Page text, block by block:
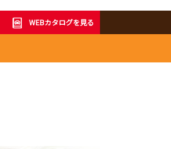
WEBカタログを見る